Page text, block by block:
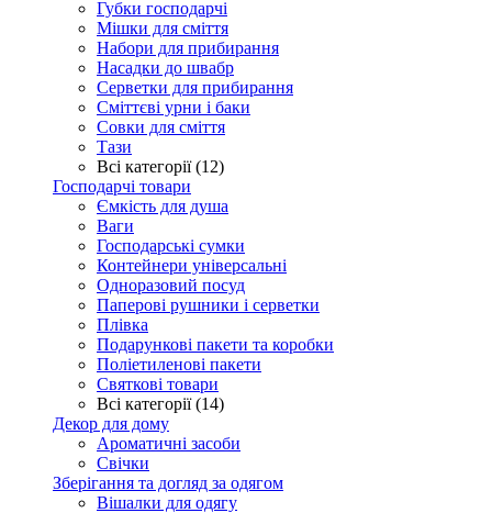
Губки господарчі
Мішки для сміття
Набори для прибирання
Насадки до швабр
Серветки для прибирання
Сміттєві урни і баки
Совки для сміття
Тази
Всі категорії (12)
Господарчі товари
Ємкість для душа
Ваги
Господарські сумки
Контейнери універсальні
Одноразовий посуд
Паперові рушники і серветки
Плівка
Подарункові пакети та коробки
Поліетиленові пакети
Святкові товари
Всі категорії (14)
Декор для дому
Ароматичні засоби
Свічки
Зберігання та догляд за одягом
Вішалки для одягу